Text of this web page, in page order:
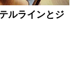
ルラインとジ